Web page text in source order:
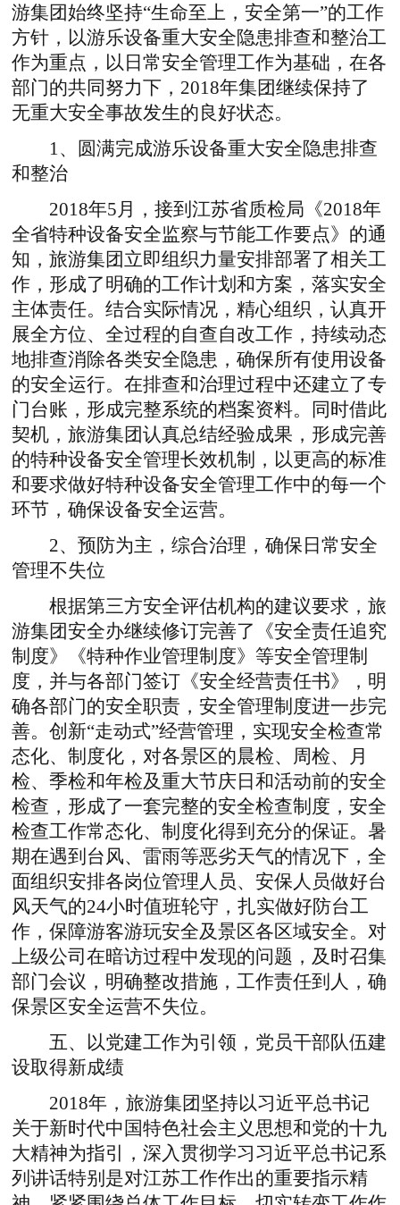
游集团始终坚持“生命至上，安全第一”的工作
方针，以游乐设备重大安全隐患排查和整治工
作为重点，以日常安全管理工作为基础，在各
部门的共同努力下，2018年集团继续保持了
无重大安全事故发生的良好状态。
1、圆满完成游乐设备重大安全隐患排查
和整治
2018年5月，接到江苏省质检局《2018年
全省特种设备安全监察与节能工作要点》的通
知，旅游集团立即组织力量安排部署了相关工
作，形成了明确的工作计划和方案，落实安全
主体责任。结合实际情况，精心组织，认真开
展全方位、全过程的自查自改工作，持续动态
地排查消除各类安全隐患，确保所有使用设备
的安全运行。在排查和治理过程中还建立了专
门台账，形成完整系统的档案资料。同时借此
契机，旅游集团认真总结经验成果，形成完善
的特种设备安全管理长效机制，以更高的标准
和要求做好特种设备安全管理工作中的每一个
环节，确保设备安全运营。
2、预防为主，综合治理，确保日常安全
管理不失位
根据第三方安全评估机构的建议要求，旅
游集团安全办继续修订完善了《安全责任追究
制度》《特种作业管理制度》等安全管理制
度，并与各部门签订《安全经营责任书》，明
确各部门的安全职责，安全管理制度进一步完
善。创新“走动式”经营管理，实现安全检查常
态化、制度化，对各景区的晨检、周检、月
检、季检和年检及重大节庆日和活动前的安全
检查，形成了一套完整的安全检查制度，安全
检查工作常态化、制度化得到充分的保证。暑
期在遇到台风、雷雨等恶劣天气的情况下，全
面组织安排各岗位管理人员、安保人员做好台
风天气的24小时值班轮守，扎实做好防台工
作，保障游客游玩安全及景区各区域安全。对
上级公司在暗访过程中发现的问题，及时召集
部门会议，明确整改措施，工作责任到人，确
保景区安全运营不失位。
五、以党建工作为引领，党员干部队伍建
设取得新成绩
2018年，旅游集团坚持以习近平总书记
关于新时代中国特色社会主义思想和党的十九
大精神为指引，深入贯彻学习习近平总书记系
列讲话特别是对江苏工作作出的重要指示精